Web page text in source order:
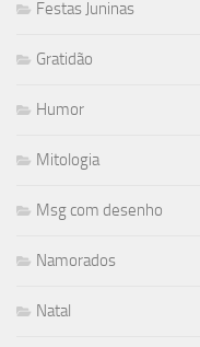
Festas Juninas
Gratidão
Humor
Mitologia
Msg com desenho
Namorados
Natal